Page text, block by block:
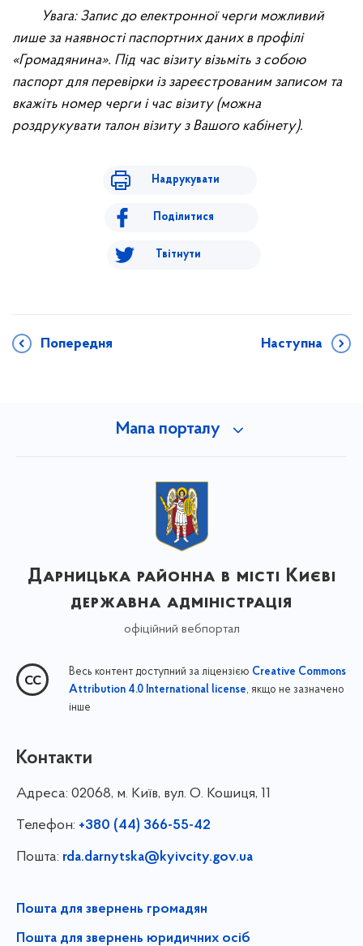
Увага: Запис до електронної черги можливий
лише за наявності паспортних даних в профілі
«Громадянина». Під час візиту візьміть з собою
паспорт для перевірки із зареєстрованим записом та
вкажіть номер черги і час візиту (можна
роздрукувати талон візиту з Вашого кабінету).
Надрукувати
Поділитися
Твітнути
Попередня Наступна
Мапа порталу
Дарницька районна в місті Києві
державна адміністрація
офіційний вебпортал
Весь контент доступний за ліцензією Creative Commons
Attribution 4.0 International license, якщо не зазначено
інше
Контакти
Адреса: 02068, м. Київ, вул. О. Кошиця, 11
Телефон: +380 (44) 366-55-42
Пошта: rda.darnytska@kyivcity.gov.ua
Пошта для звернень громадян
Пошта для звернень юридичних осіб